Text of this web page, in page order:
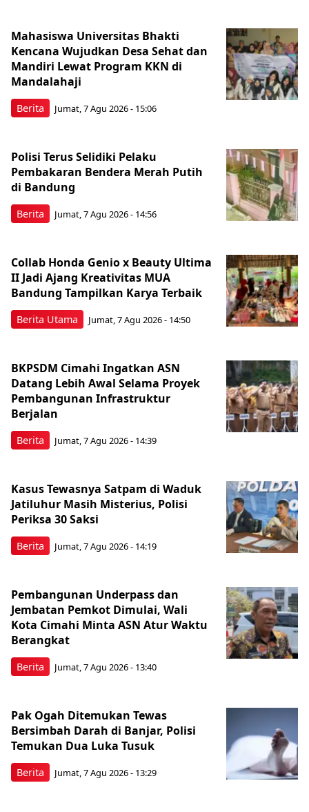
Berita
Mahasiswa Universitas Bhakti
Kencana Wujudkan Desa Sehat dan
Mandiri Lewat Program KKN di
Mandalahaji
Jumat, 7 Agu 2026 - 15:06
Berita
Polisi Terus Selidiki Pelaku
Pembakaran Bendera Merah Putih
di Bandung
Jumat, 7 Agu 2026 - 14:56
Berita Utama
Collab Honda Genio x Beauty Ultima
II Jadi Ajang Kreativitas MUA
Bandung Tampilkan Karya Terbaik
Jumat, 7 Agu 2026 - 14:50
Berita
BKPSDM Cimahi Ingatkan ASN
Datang Lebih Awal Selama Proyek
Pembangunan Infrastruktur
Berjalan
Jumat, 7 Agu 2026 - 14:39
Berita
Kasus Tewasnya Satpam di Waduk
Jatiluhur Masih Misterius, Polisi
Periksa 30 Saksi
Jumat, 7 Agu 2026 - 14:19
Berita
Pembangunan Underpass dan
Jembatan Pemkot Dimulai, Wali
Kota Cimahi Minta ASN Atur Waktu
Berangkat
Jumat, 7 Agu 2026 - 13:40
Berita
Pak Ogah Ditemukan Tewas
Bersimbah Darah di Banjar, Polisi
Temukan Dua Luka Tusuk
Jumat, 7 Agu 2026 - 13:29